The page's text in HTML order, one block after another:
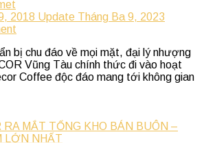
2018 Update Tháng Ba 9, 2023
bị chu đáo về mọi mặt, đại lý nhượng
Vũng Tàu chính thức đi vào hoạt
Coffee độc đáo mang tới không gian